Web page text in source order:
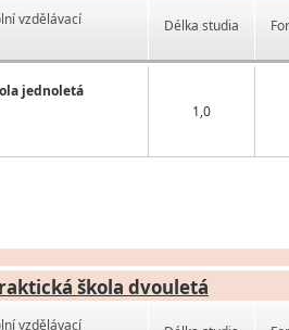
vzdělávací
jednoletá
Délka studia
1,0
škola dvouletá
vzdělávací